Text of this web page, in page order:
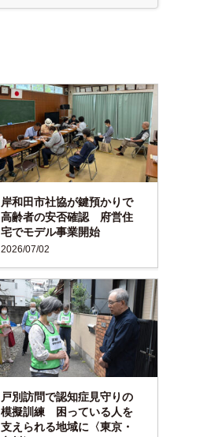
2026/07/02
岸和田市社協が鍵預かりで
高齢者の安否確認 府営住
宅でモデル事業開始
戸別訪問で認知症見守りの
模擬訓練 困っている人を
支えられる地域に〈東京・